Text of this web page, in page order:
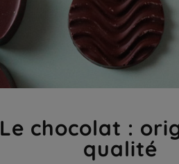
Le chocolat :
qualité